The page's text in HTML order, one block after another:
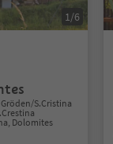
1/6
S.Cristina
Dolomites